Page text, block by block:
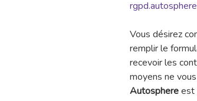
Vous désirez
remplir le
recevoir les
moyens ne
Autosphereest